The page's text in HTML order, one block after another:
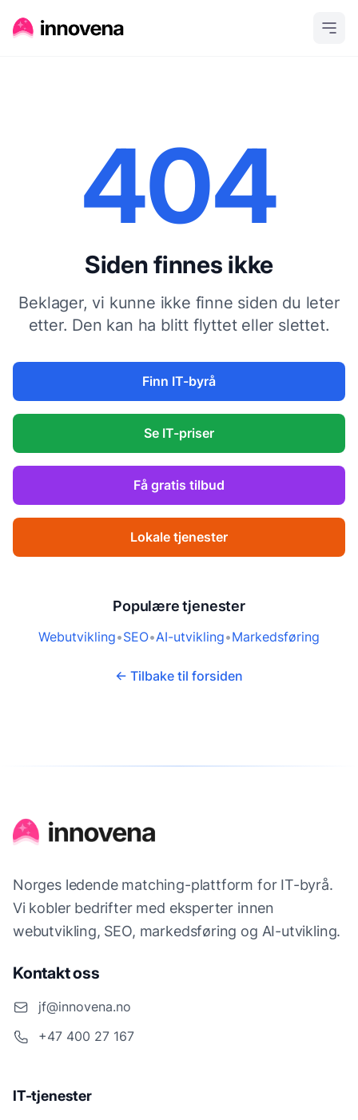
404
Siden finnes ikke
Beklager, vi kunne ikke finne siden du leter
etter. Den kan ha blitt flyttet eller slettet.
Finn IT-byrå
Se IT-priser
Få gratis tilbud
Lokale tjenester
Populære tjenester
Webutvikling•SEO•AI-utvikling•Markedsføring
← Tilbake til forsiden
Norges ledende matching-plattform for IT-byrå.
Vi kobler bedrifter med eksperter innen
webutvikling, SEO, markedsføring og AI-utvikling.
Kontakt oss
jf@innovena.no
+47 400 27 167
IT-tjenester